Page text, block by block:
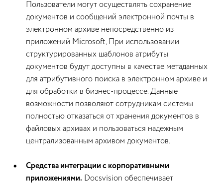
Пользователи могут осуществлять сохранение
документов и сообщений электронной почты в
электронном архиве непосредственно из
приложений Microsoft, При использовании
структурированных шаблонов атрибуты
документов будут доступны в качестве метаданных
для атрибутивного поиска в электронном архиве и
для обработки в бизнес-процессе. Данные
возможности позволяют сотрудникам системы
полностью отказаться от хранения документов в
файловых архивах и пользоваться надежным
централизованным архивом документов.
Средства интеграции с корпоративными
приложениями. Docsvision обеспечивает